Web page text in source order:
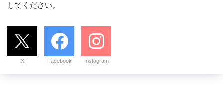
してください。
X Facebook Instagram